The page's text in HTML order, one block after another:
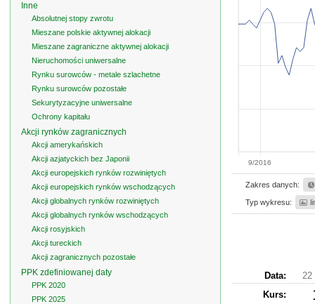
9/2016
Zakres danych:
Typ wykresu:
Data:
22
Kurs:
Inne
Absolutnej stopy zwrotu
Mieszane polskie aktywnej alokacji
Mieszane zagraniczne aktywnej alokacji
Nieruchomości uniwersalne
Rynku surowców - metale szlachetne
Rynku surowców pozostałe
Sekurytyzacyjne uniwersalne
Ochrony kapitału
Akcji rynków zagranicznych
Akcji amerykańskich
Akcji azjatyckich bez Japonii
Akcji europejskich rynków rozwiniętych
Akcji europejskich rynków wschodzących
Akcji globalnych rynków rozwiniętych
Akcji globalnych rynków wschodzących
Akcji rosyjskich
Akcji tureckich
Akcji zagranicznych pozostałe
PPK zdefiniowanej daty
PPK 2020
PPK 2025